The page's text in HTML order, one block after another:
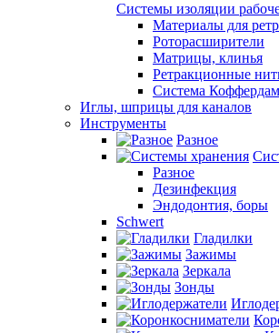
Системы изоляции
Материалы для
Роторасширители
Матрицы, клинья
Ретракционные
Система Коффердам
Иглы, шприцы для каналов
Инструменты
Разное
Разное
Дезинфекция
Эндодонтия, боры
Schwert
Гладилки
Зажимы
Зеркала
Зонды